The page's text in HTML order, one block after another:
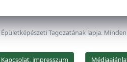
Épületképészeti Tagozatának lapja.
Kapcsolat, impresszum